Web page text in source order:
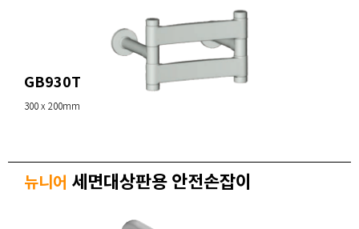
GB930T
300 x 200mm
뉴니어 세면대상판용 안전손잡이